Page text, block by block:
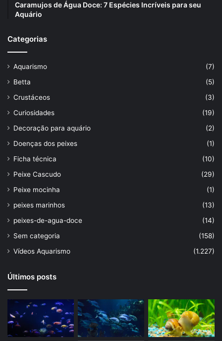
Caramujos de Água Doce: 7 Espécies Incríveis para seu
Aquário
Categorias
Aquarismo
(7)
Betta
(5)
Crustáceos
(3)
Curiosidades
(19)
Decoração para aquário
(2)
Doenças dos peixes
(1)
Ficha técnica
(10)
Peixe Cascudo
(29)
Peixe mocinha
(1)
peixes marinhos
(13)
peixes-de-agua-doce
(14)
Sem categoria
(158)
Vídeos Aquarismo
(1.227)
Últimos posts